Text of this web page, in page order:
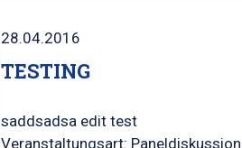
28.04.2016
TESTING
saddsadsa edit test
Veranstaltungsart: Paneldiskussion